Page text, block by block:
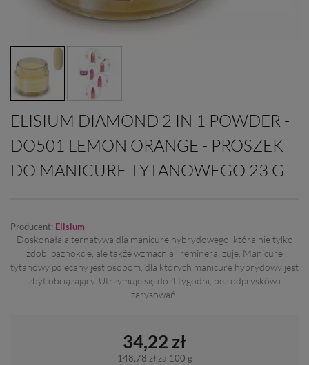
ELISIUM DIAMOND 2 IN 1 POWDER -
DO501 LEMON ORANGE - PROSZEK
DO MANICURE TYTANOWEGO 23 G
Producent: Elisium
Doskonała alternatywa dla manicure hybrydowego, która nie tylko
zdobi paznokcie, ale także wzmacnia i remineralizuje. Manicure
tytanowy polecany jest osobom, dla których manicure hybrydowy jest
zbyt obciążający. Utrzymuje się do 4 tygodni, bez odprysków i
zarysowań.
34,22 zł
148,78 złza 100 g